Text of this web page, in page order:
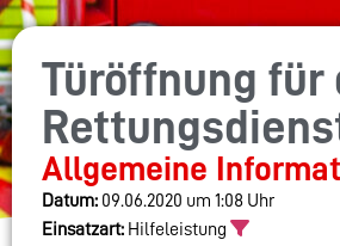
Türöffnung für
Allgemeine
Datum: 09.06.2020 um 1:08 Uhr
Einsatzart: Hilfeleistung